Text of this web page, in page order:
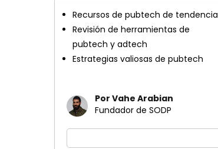
Recursos de pubtech de tendencia
Revisión de herramientas de
pubtech y adtech
Estrategias valiosas de pubtech
Por Vahe Arabian
Fundador de SODP